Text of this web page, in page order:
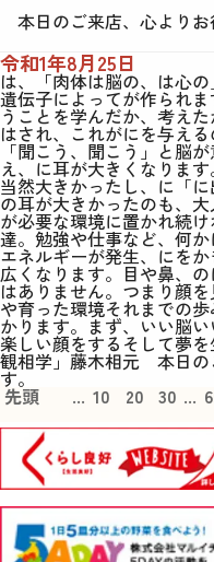
本日のご来店、心よりお
令和1年8月25日
は、「肉体は脳の、は心
遺伝子によってが作られ
うことを学んだか、考え
はされ、これがにを与え
「聞こう、聞こう」と脳
え、に耳が大きくなりま
当然大きかったし、に「
の耳が大きかったのも、
が必要な環境に置かれ続
達。勉強や仕事など、何
エネルギーが発生、にを
広くなります。目や鼻、
はありません。つまり顔
や育った環境それまでの
かります。まず、いい脳
楽しい顔をするそして夢を
観相学」藤木相元 本日の
す。
先頭 ... 10 20 30 ...